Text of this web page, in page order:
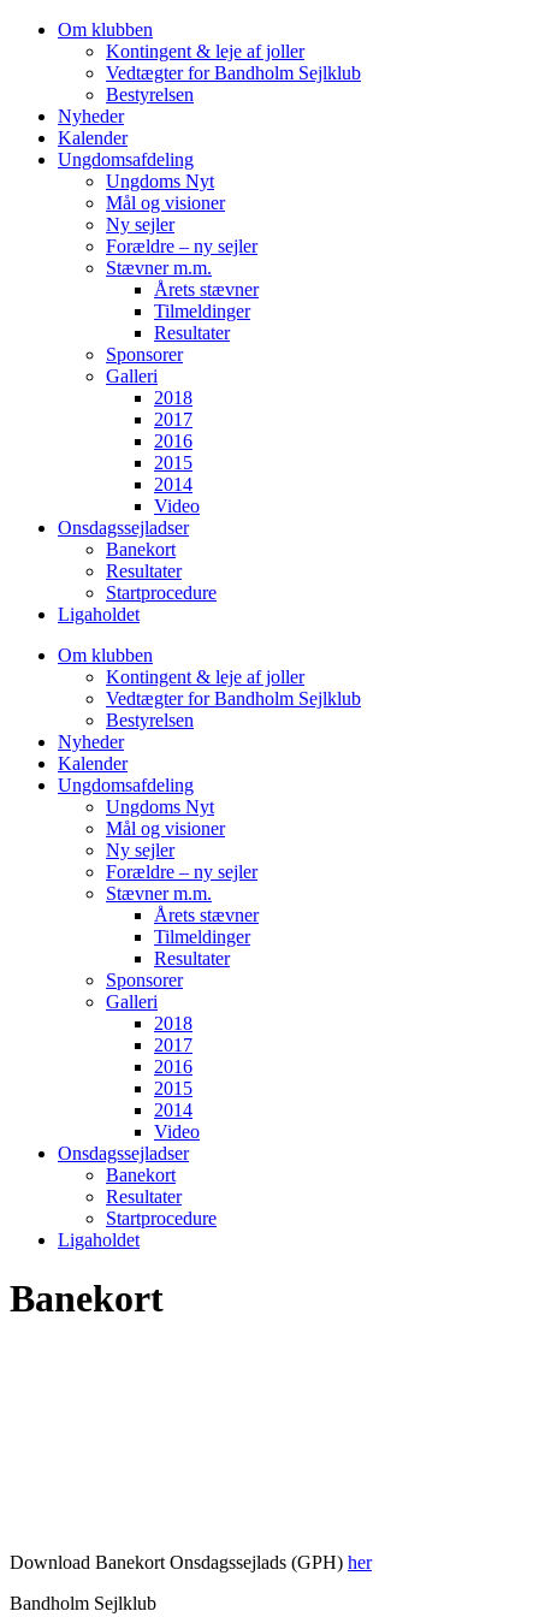
VidereOm klubben
Kontingent & leje af joller
Vedtægter for Bandholm Sejlklub
Bestyrelsen
Nyheder
Kalender
Ungdomsafdeling
Ungdoms Nyt
Mål og visioner
Ny sejler
Forældre – ny sejler
Stævner m.m.
Årets stævner
Tilmeldinger
Resultater
Sponsorer
Galleri
2018
2017
2016
2015
2014
Video
Onsdagssejladser
Banekort
Resultater
Startprocedure
Ligaholdet
Om klubben
Kontingent & leje af joller
Vedtægter for Bandholm Sejlklub
Bestyrelsen
Nyheder
Kalender
Ungdomsafdeling
Ungdoms Nyt
Mål og visioner
Ny sejler
Forældre – ny sejler
Stævner m.m.
Årets stævner
Tilmeldinger
Resultater
Sponsorer
Galleri
2018
2017
2016
2015
2014
Video
Onsdagssejladser
Banekort
Resultater
Startprocedure
Ligaholdet
Banekort
Download Banekort Onsdagssejlads (GPH) her
Bandholm Sejlklub